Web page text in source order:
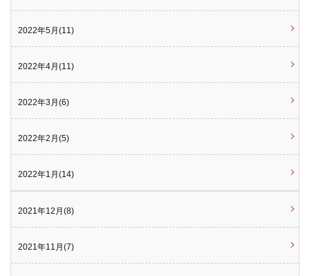
2022年5月(11)
2022年4月(11)
2022年3月(6)
2022年2月(5)
2022年1月(14)
2021年12月(8)
2021年11月(7)